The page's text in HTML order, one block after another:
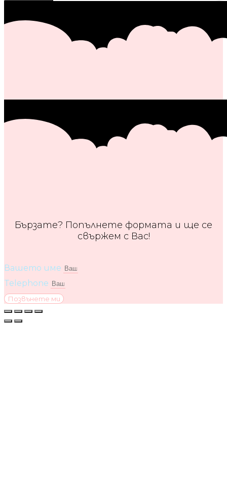
Бързате? Попълнете формата и ще се
свържем с Вас!
Вашето име
Telephone
Позвънете ми